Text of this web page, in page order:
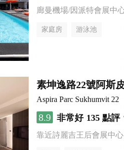
廊曼機場/因派特會展中
家庭房 游泳池
素坤逸路22號阿斯
Aspira Parc Sukhumvit 22
8.9 非常好 135 點評
靠近詩麗吉王后會展中心